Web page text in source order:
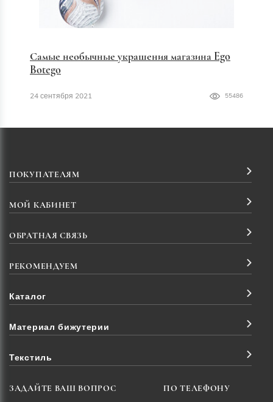
Самые необычные украшения магазина Ego
Botego
24 сентября 2021 55486
ПОКУПАТЕЛЯМ
МОЙ КАБИНЕТ
ОБРАТНАЯ СВЯЗЬ
РЕКОМЕНДУЕМ
Каталог
Материал бижутерии
Текстиль
ЗАДАЙТЕ ВАШ ВОПРОС ПО ТЕЛЕФОНУ